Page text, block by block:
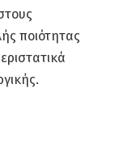
ποιότητας